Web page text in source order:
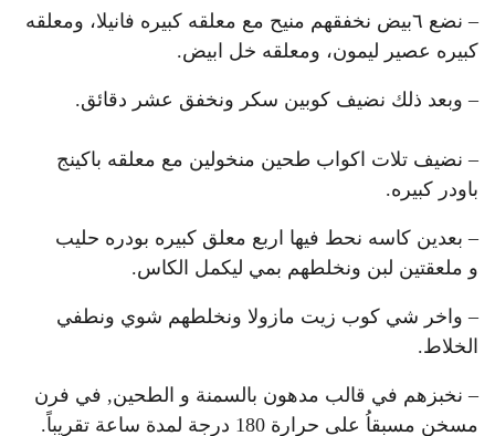
– نضع ٦بيض نخفقهم منيح مع معلقه كبيره فانيلا، ومعلقه
كبيره عصير ليمون، ومعلقه خل ابيض.
– وبعد ذلك نضيف كوبين سكر ونخفق عشر دقائق.
– نضيف تلات اكواب طحين منخولين مع معلقه باكينج
باودر كبيره.
– بعدين كاسه نحط فيها اربع معلق كبيره بودره حليب
و ملعقتين لبن ونخلطهم بمي ليكمل الكاس.
– واخر شي كوب زيت مازولا ونخلطهم شوي ونطفي
الخلاط.
– نخبزهم في قالب مدهون بالسمنة و الطحين, في فرن
مسخن مسبقاُ على حرارة 180 درجة لمدة ساعة تقريباً.